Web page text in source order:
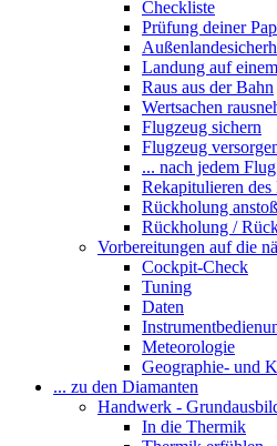
Checkliste
Prüfung deiner
Landung auf
Raus aus der Bahn
Wertsachen
Flugzeug sichern
Flugzeug
... nach jedem
Rekapitulieren des
Rückholung
Rückholung /
Vorbereitungen auf die
Cockpit-Check
Tuning
Daten
Meteorologie
Geographie- und
... zu den Diamanten
Handwerk -
In die Thermik